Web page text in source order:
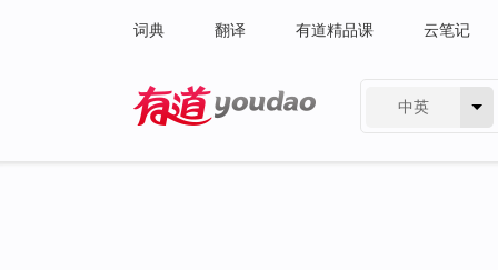
词典 翻译 有道精品课 云笔记
中英